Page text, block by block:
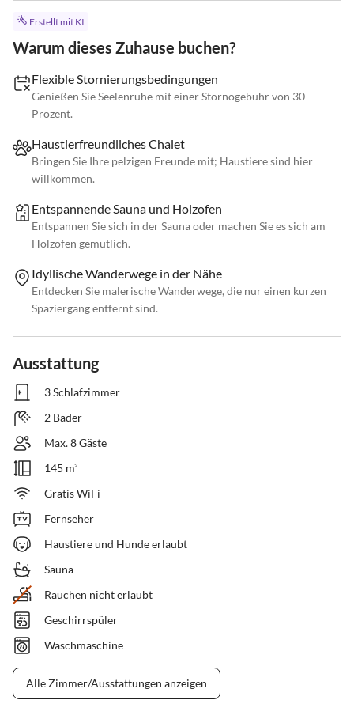
Erstellt mit KI
Warum dieses Zuhause buchen?
Flexible Stornierungsbedingungen
Genießen Sie Seelenruhe mit einer Stornogebühr von 30
Prozent.
Haustierfreundliches Chalet
Bringen Sie Ihre pelzigen Freunde mit; Haustiere sind hier
willkommen.
Entspannende Sauna und Holzofen
Entspannen Sie sich in der Sauna oder machen Sie es sich am
Holzofen gemütlich.
Idyllische Wanderwege in der Nähe
Entdecken Sie malerische Wanderwege, die nur einen kurzen
Spaziergang entfernt sind.
Ausstattung
3 Schlafzimmer
2 Bäder
Max. 8 Gäste
145 m²
Gratis WiFi
Fernseher
Haustiere und Hunde erlaubt
Sauna
Rauchen nicht erlaubt
Geschirrspüler
Waschmaschine
Alle Zimmer/Ausstattungen anzeigen